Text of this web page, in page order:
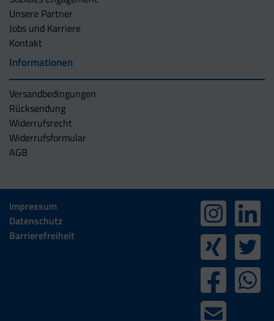
Unsere Partner
Jobs und Karriere
Kontakt
Informationen
Versandbedingungen
Rücksendung
Widerrufsrecht
Widerrufsformular
AGB
Impressum
Datenschutz
Barrierefreiheit